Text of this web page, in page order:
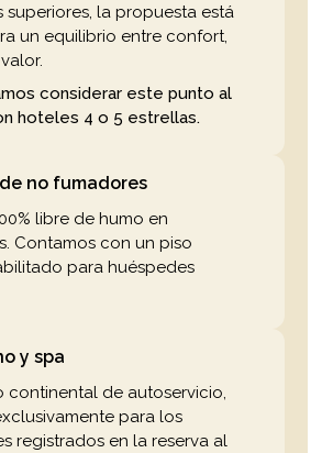
superiores, la propuesta está
un equilibrio entre confort,
considerar este punto al
hoteles 4 o 5 estrellas.
no fumadores
libre de humo en
Contamos con un piso
para huéspedes
y spa
continental de autoservicio,
para los
registrados en la reserva al